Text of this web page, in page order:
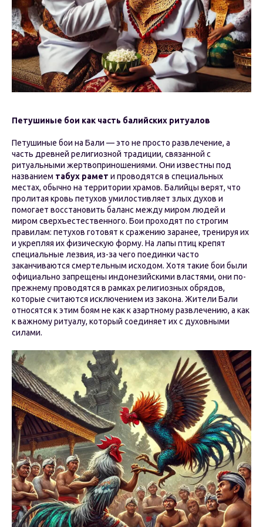
Петушиные бои как часть балийских ритуалов
Петушиные бои на Бали — это не просто развлечение, а
часть древней религиозной традиции, связанной с
ритуальными жертвоприношениями. Они известны под
названием табух рамет и проводятся в специальных
местах, обычно на территории храмов. Балийцы верят, что
пролитая кровь петухов умилостивляет злых духов и
помогает восстановить баланс между миром людей и
миром сверхъестественного. Бои проходят по строгим
правилам: петухов готовят к сражению заранее, тренируя их
и укрепляя их физическую форму. На лапы птиц крепят
специальные лезвия, из-за чего поединки часто
заканчиваются смертельным исходом. Хотя такие бои были
официально запрещены индонезийскими властями, они по-
прежнему проводятся в рамках религиозных обрядов,
которые считаются исключением из закона. Жители Бали
относятся к этим боям не как к азартному развлечению, а как
к важному ритуалу, который соединяет их с духовными
силами.